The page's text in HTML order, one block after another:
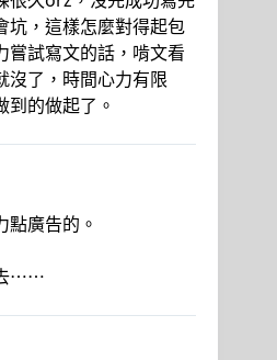
坑，這樣怎麼對得起包
嘗試寫文的話，啃文看
沒了，時間心力有限
到的做起了。
點廣告的。
⋯⋯